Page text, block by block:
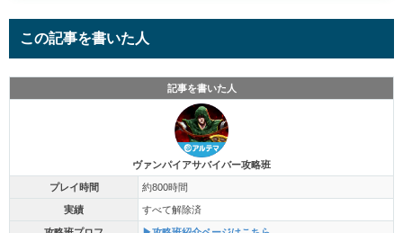
この記事を書いた人
記事を書いた人
ヴァンパイアサバイバー攻略班
プレイ時間 約800時間
実績 すべて解除済